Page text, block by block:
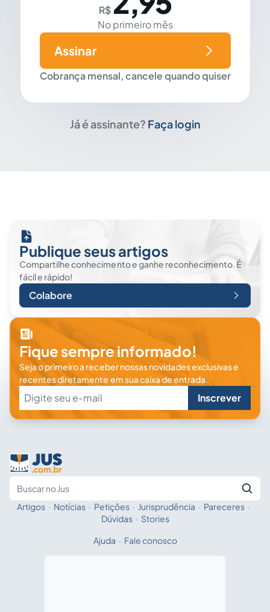
R$
No primeiro mês
Cobrança mensal, cancele quando quiser
Assinar
Já é assinante? Faça login
Publique seus artigos
Compartilhe conhecimento e ganhe reconhecimento. É
fácil e rápido!
Colabore
Fique sempre informado!
Seja o primeiro a receber nossas novidades exclusivas e
recentes diretamente em sua caixa de entrada.
Inscrever
Fale com a IA
Artigos · Notícias · Petições · Jurisprudência · Pareceres ·
Dúvidas · Stories
Ajuda · Fale conosco